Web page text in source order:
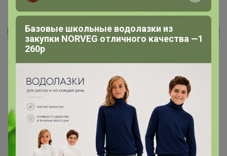
Реклама
Как здесь все устроено?
Как сделать заказ?
Как получить?
Доставка
Шоурумы
Базовые школьные водолазки из
закупки NORVEG отличного качества —1
260р